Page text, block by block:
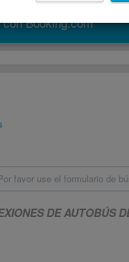
Booking.com
favor use el formulario de
DE AUTOBÚS